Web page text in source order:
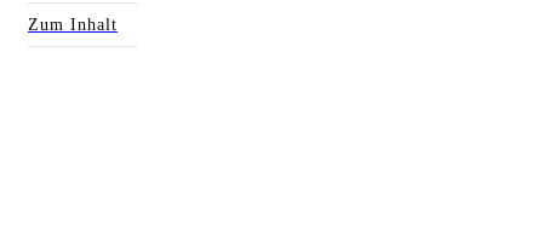
Zum Inhalt